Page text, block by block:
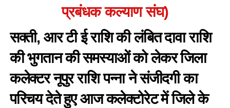
प्रबंधक कल्याण संघ)
सक्ती, आर टी ई राशि की लंबित दावा राशि
की भुगतान की समस्याओं को लेकर जिला
कलेक्टर नूपुर राशि पन्ना ने संजीदगी का
परिचय देते हुए आज कलेक्टोरेट में जिले के